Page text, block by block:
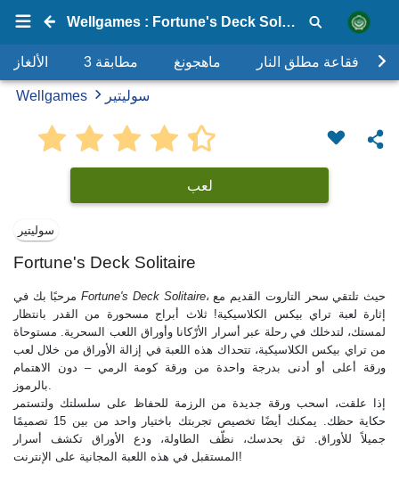
Wellgames : Fortune's Deck Solitaire
الألغاز مطابقة 3 ماهجونغ فقاعة مطلق النار
Wellgames سوليتير
لعب
سوليتير
Fortune's Deck Solitaire
مرحبًا بك فيFortune's Deck Solitaire، حيث تلتقي سحر التاروت القديم مع
إثارة لعبة تراي بيكس الكلاسيكية! ثلاث أبراج مسحورة من القدر بانتظار
لمستك، لتدخلك في رحلة عبر أسرار الأرْكانا وأوراق اللعب السحرية. مستوحاة
من تراي بيكس الكلاسيكية، تتحداك هذه اللعبة في إزالة الأوراق من خلال لعب
ورقة أعلى أو أدنى بدرجة واحدة من ورقة كومة الرمي – دون الاهتمام
بالرموز.
إذا علقت، اسحب ورقة جديدة من الرزمة للحفاظ على سلسلتك ولتستمر
حكاية حظك. يمكنك أيضًا تخصيص تجربتك باختيار واحد من بين 15 تصميمًا
جميلاً للأوراق. ثق بحدسك، نظّف الطاولة، ودع الأوراق تكشف أسرار
المستقبل في هذه اللعبة المجانية على الإنترنت!